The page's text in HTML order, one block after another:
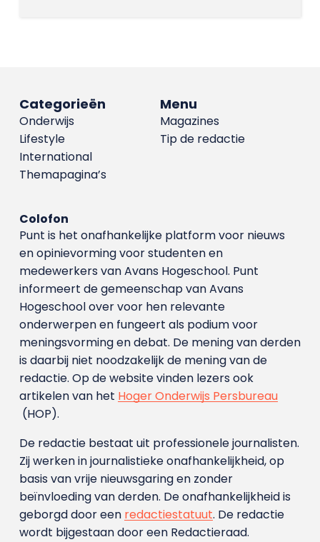
Menu
Magazines
Tip de redactie
Categorieën
Onderwijs
Lifestyle
International
Themapagina’s
Colofon
Punt is het onafhankelijke platform voor nieuws
en opinievorming voor studenten en
medewerkers van Avans Hoge­school. Punt
informeert de gemeenschap van Avans
Hogeschool over voor hen relevante
onderwerpen en fungeert als podium voor
meningsvorming en debat. De mening van derden
is daarbij niet noodzakelijk de mening van de
redactie. Op de website vinden lezers ook
artikelen van het Hoger Onderwijs Persbureau
(HOP).
De redactie bestaat uit professionele journalisten.
Zij werken in journalistieke onafhankelijkheid, op
basis van vrije nieuwsgaring en zonder
beïnvloeding van derden. De onafhankelijkheid is
geborgd door een redactiestatuut. De redactie
wordt bijgestaan door een Redactieraad.